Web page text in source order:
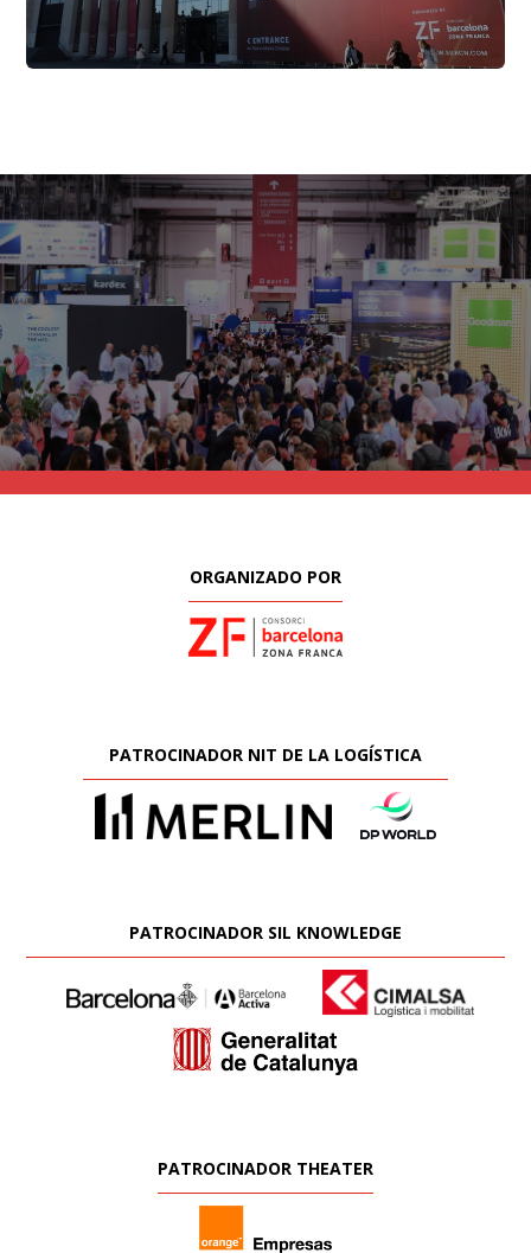
ORGANIZADO POR
PATROCINADOR NIT DE LA LOGÍSTICA
PATROCINADOR SIL KNOWLEDGE
PATROCINADOR THEATER